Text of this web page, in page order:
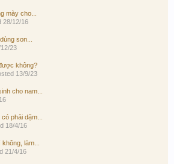
mày cho...
28/12/16
son...
23
không?
13/9/23
cho nam...
phải dặm...
18/4/16
làm...
21/4/16